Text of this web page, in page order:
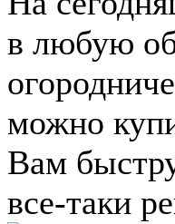
в любую
можно
Вам
все-таки